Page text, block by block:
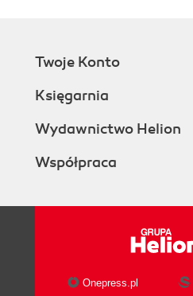
Twoje Konto
Księgarnia
Wydawnictwo Helion
Współpraca
Onepress.pl